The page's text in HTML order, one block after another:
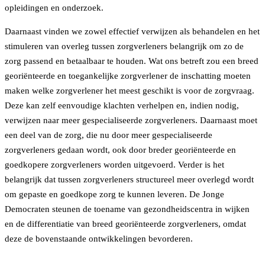
opleidingen en onderzoek.
Daarnaast vinden we zowel effectief verwijzen als behandelen en het
stimuleren van overleg tussen zorgverleners belangrijk om zo de
zorg passend en betaalbaar te houden. Wat ons betreft zou een breed
georiënteerde en toegankelijke zorgverlener de inschatting moeten
maken welke zorgverlener het meest geschikt is voor de zorgvraag.
Deze kan zelf eenvoudige klachten verhelpen en, indien nodig,
verwijzen naar meer gespecialiseerde zorgverleners. Daarnaast moet
een deel van de zorg, die nu door meer gespecialiseerde
zorgverleners gedaan wordt, ook door breder georiënteerde en
goedkopere zorgverleners worden uitgevoerd. Verder is het
belangrijk dat tussen zorgverleners structureel meer overlegd wordt
om gepaste en goedkope zorg te kunnen leveren. De Jonge
Democraten steunen de toename van gezondheidscentra in wijken
en de differentiatie van breed georiënteerde zorgverleners, omdat
deze de bovenstaande ontwikkelingen bevorderen.